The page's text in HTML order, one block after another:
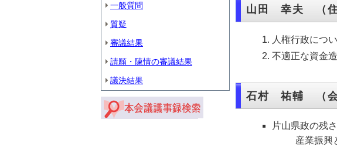
一般質問
質疑
審議結果
請願・陳情の審議結果
議決結果
山田 幸夫 （住
人権行政につ
不適正な資金
石村 祐輔 （会
片山県政の残
産業振